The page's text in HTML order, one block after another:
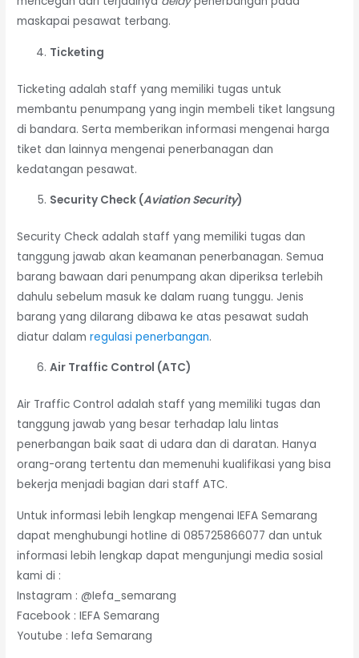
maskapai pesawat terbang.
Ticketing
Ticketing adalah staff yang memiliki tugas untuk
membantu penumpang yang ingin membeli tiket langsung
di bandara. Serta memberikan informasi mengenai harga
tiket dan lainnya mengenai penerbanagan dan
kedatangan pesawat.
Security Check (Aviation Security)
Security Check adalah staff yang memiliki tugas dan
tanggung jawab akan keamanan penerbanagan. Semua
barang bawaan dari penumpang akan diperiksa terlebih
dahulu sebelum masuk ke dalam ruang tunggu. Jenis
barang yang dilarang dibawa ke atas pesawat sudah
diatur dalamregulasi penerbangan.
Air Traffic Control (ATC)
Air Traffic Control adalah staff yang memiliki tugas dan
tanggung jawab yang besar terhadap lalu lintas
penerbangan baik saat di udara dan di daratan. Hanya
orang-orang tertentu dan memenuhi kualifikasi yang bisa
bekerja menjadi bagian dari staff ATC.
Untuk informasi lebih lengkap mengenai IEFA Semarang
dapat menghubungi hotline di 085725866077 dan untuk
informasi lebih lengkap dapat mengunjungi media sosial
kami di :
Instagram : @Iefa_semarang
Facebook : IEFA Semarang
Youtube : Iefa Semarang